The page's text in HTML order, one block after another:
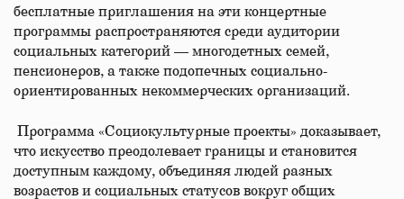
бесплатные приглашения на эти концертные
программы распространяются среди аудитории
социальных категорий — многодетных семей,
пенсионеров, а также подопечных социально-
ориентированных некоммерческих организаций.
Программа «Социокультурные проекты» доказывает,
что искусство преодолевает границы и становится
доступным каждому, объединяя людей разных
возрастов и социальных статусов вокруг общих